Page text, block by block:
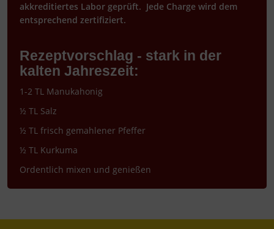
akkreditiertes Labor geprüft. Jede Charge wird dem
entsprechend zertifiziert.
Rezeptvorschlag - stark in der
kalten Jahreszeit:
1-2 TL Manukahonig
½ TL Salz
½ TL frisch gemahlener Pfeffer
½ TL Kurkuma
Ordentlich mixen und genießen